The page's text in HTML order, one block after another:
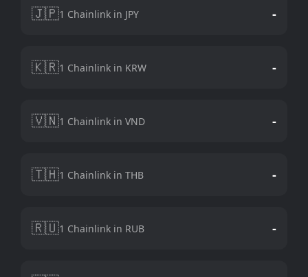
🇯🇵1 Chainlink in JPY -
🇰🇷1 Chainlink in KRW -
🇻🇳1 Chainlink in VND -
🇹🇭1 Chainlink in THB -
🇷🇺1 Chainlink in RUB -